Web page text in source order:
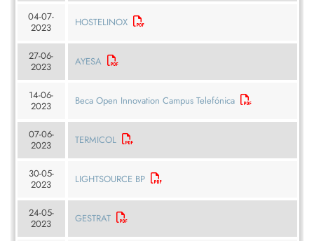
04-07-
2023
HOSTELINOX
27-06-
2023
AYESA
14-06-
2023
Beca Open Innovation Campus Telefónica
07-06-
2023
TERMICOL
30-05-
2023
LIGHTSOURCE BP
24-05-
2023
GESTRAT